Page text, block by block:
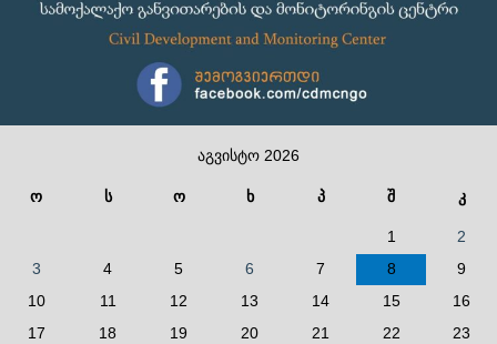
აგვისტო 2026
ო ს ო ხ პ შ კ
1
2
3
4 5 6 7 8
9
10
11 12 13 14 15
16
17
18 19 20 21 22
23